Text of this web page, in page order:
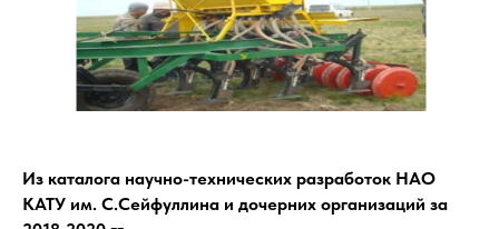
Из каталога научно-технических разработок НАО
КАТУ им. С.Сейфуллина и дочерних организаций за